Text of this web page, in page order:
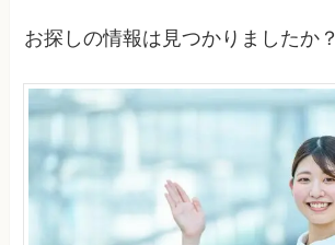
お探しの情報は見つかりましたか？